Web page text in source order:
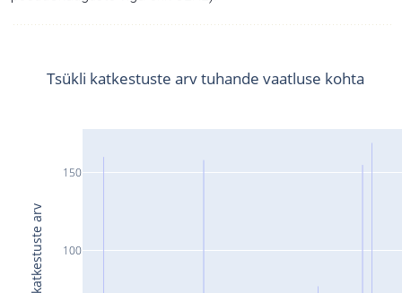
100
150
Tsükli katkestuste arv tuhande vaatluse kohta
Tsükli katkestuste arv